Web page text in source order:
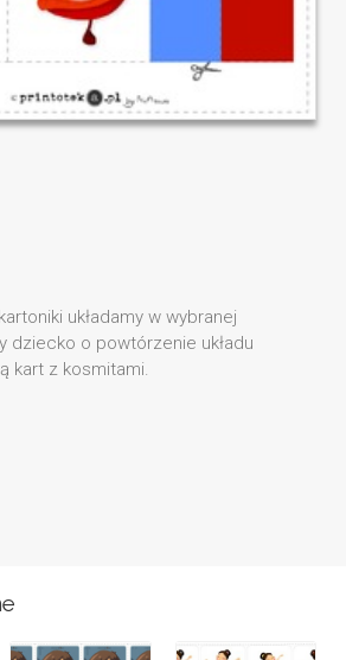
układamy w wybranej
dziecko o powtórzenie układu
kart z kosmitami.